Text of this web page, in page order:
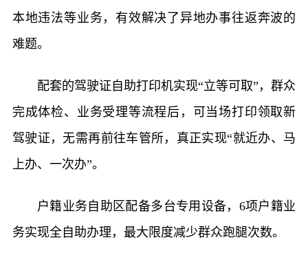
本地违法等业务，有效解决了异地办事往返奔波的
难题。
配套的驾驶证自助打印机实现“立等可取”，群众
完成体检、业务受理等流程后，可当场打印领取新
驾驶证，无需再前往车管所，真正实现“就近办、马
上办、一次办”。
户籍业务自助区配备多台专用设备，6项户籍业
务实现全自助办理，最大限度减少群众跑腿次数。